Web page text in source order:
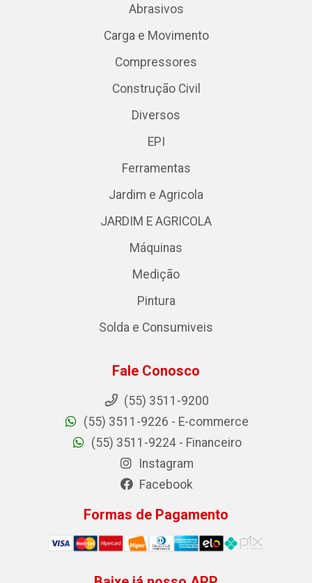
Abrasivos
Carga e Movimento
Compressores
Construção Civil
Diversos
EPI
Ferramentas
Jardim e Agricola
JARDIM E AGRICOLA
Máquinas
Medição
Pintura
Solda e Consumiveis
Fale Conosco
(55) 3511-9200
(55) 3511-9226 - E-commerce
(55) 3511-9224 - Financeiro
Instagram
Facebook
Formas de Pagamento